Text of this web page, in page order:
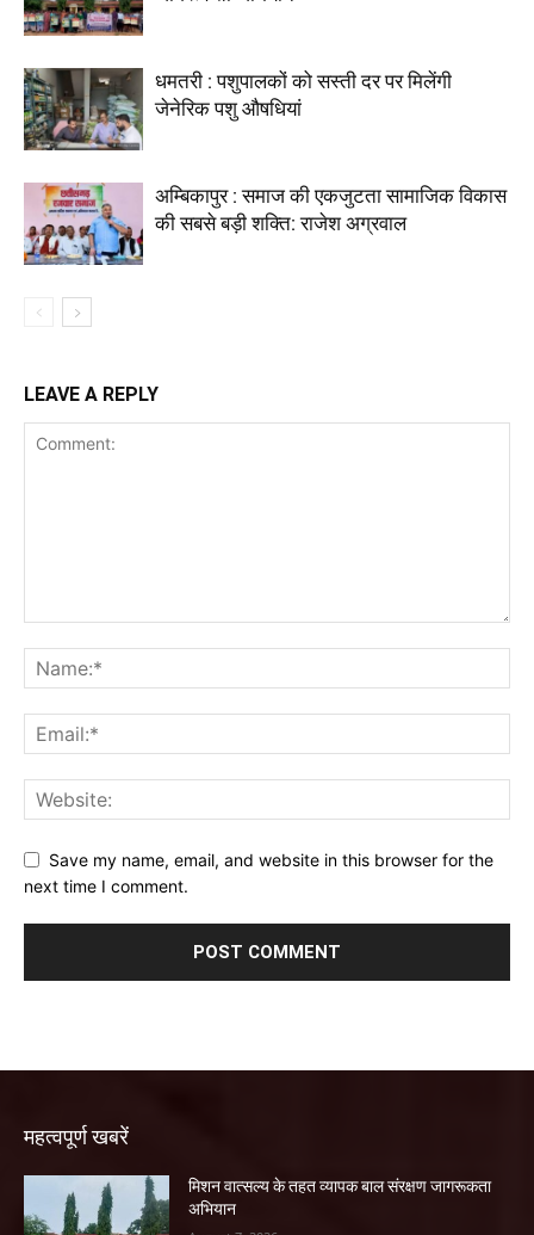
धमतरी : पशुपालकों को सस्ती दर पर मिलेंगी
जेनेरिक पशु औषधियां
अम्बिकापुर : समाज की एकजुटता सामाजिक विकास
की सबसे बड़ी शक्ति: राजेश अग्रवाल
LEAVE A REPLY
Save my name, email, and website in this browser for the
next time I comment.
महत्वपूर्ण खबरें
मिशन वात्सल्य के तहत व्यापक बाल संरक्षण जागरूकता
अभियान